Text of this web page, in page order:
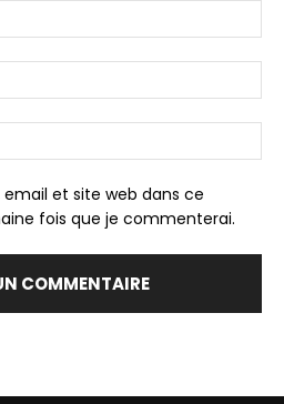
et site web dans ce
fois que je commenterai.